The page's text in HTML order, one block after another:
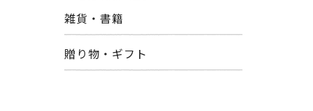
雑貨・書籍
贈り物・ギフト